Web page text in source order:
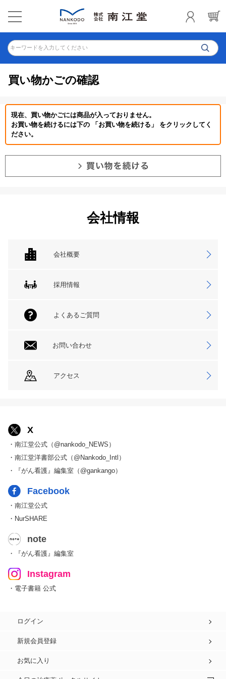
キーワードを入力してください
買い物かごの確認
現在、買い物かごには商品が入っておりません。
お買い物を続けるには下の 「お買い物を続ける」 をクリックしてく
ださい。
会社情報
会社概要
採用情報
よくあるご質問
お問い合わせ
アクセス
X
・南江堂公式（@nankodo_NEWS）
・南江堂洋書部公式（@Nankodo_Intl）
・『がん看護』編集室（@gankango）
Facebook
・南江堂公式
・NurSHARE
note
・『がん看護』編集室
Instagram
・電子書籍 公式
ログイン
新規会員登録
お気に入り